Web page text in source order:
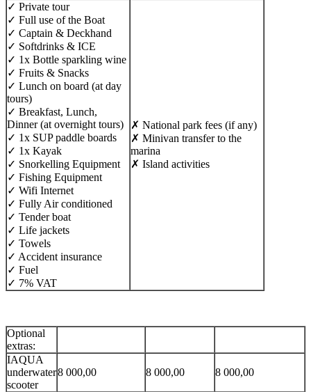
✓ Private tour
✓ Full use of the Boat
✓ Captain & Deckhand
✓ Softdrinks & ICE
✓ 1x Bottle sparkling wine
✓ Fruits & Snacks
✓ Lunch on board (at day
tours)
✓ Breakfast, Lunch,
Dinner (at overnight tours)
✓ 1x SUP paddle boards
✓ 1x Kayak
✓ Snorkelling Equipment
✓ Fishing Equipment
✓ Wifi Internet
✓ Fully Air conditioned
✓ Tender boat
✓ Life jackets
✓ Towels
✓ Accident insurance
✓ Fuel
✓ 7% VAT
✗ National park fees (if any)
✗ Minivan transfer to the
marina
✗ Island activities
Optional
extras:
IAQUA
underwater
scooter
8 000,00 8 000,00 8 000,00